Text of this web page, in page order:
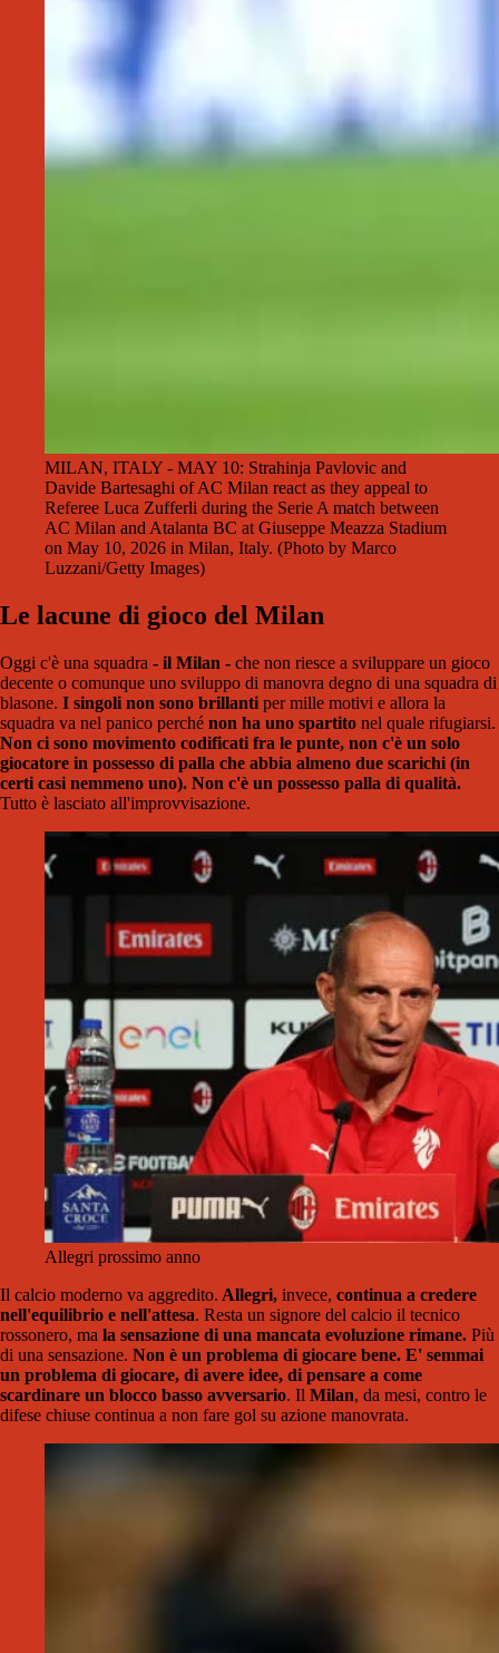
MILAN, ITALY - MAY 10: Strahinja Pavlovic and
Davide Bartesaghi of AC Milan react as they appeal to
Referee Luca Zufferli during the Serie A match between
AC Milan and Atalanta BC at Giuseppe Meazza Stadium
on May 10, 2026 in Milan, Italy. (Photo by Marco
Luzzani/Getty Images)
Le lacune di gioco del Milan
Oggi c'è una squadra - il Milan - che non riesce a sviluppare un gioco
decente o comunque uno sviluppo di manovra degno di una squadra di
blasone. I singoli non sono brillanti per mille motivi e allora la
squadra va nel panico perché non ha uno spartito nel quale rifugiarsi.
Non ci sono movimento codificati fra le punte, non c'è un solo
giocatore in possesso di palla che abbia almeno due scarichi (in
certi casi nemmeno uno). Non c'è un possesso palla di qualità.
Tutto è lasciato all'improvvisazione.
Allegri prossimo anno
Il calcio moderno va aggredito. Allegri, invece, continua a credere
nell'equilibrio e nell'attesa. Resta un signore del calcio il tecnico
rossonero, ma la sensazione di una mancata evoluzione rimane. Più
di una sensazione. Non è un problema di giocare bene. E' semmai
un problema di giocare, di avere idee, di pensare a come
scardinare un blocco basso avversario. Il Milan, da mesi, contro le
difese chiuse continua a non fare gol su azione manovrata.